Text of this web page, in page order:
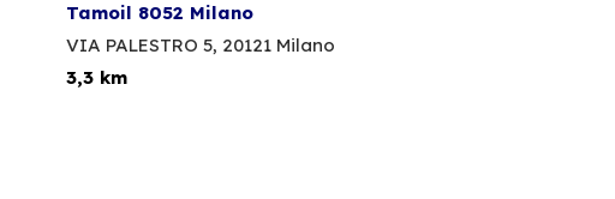
Tamoil 8052 Milano
VIA PALESTRO 5, 20121 Milano
3,3 km